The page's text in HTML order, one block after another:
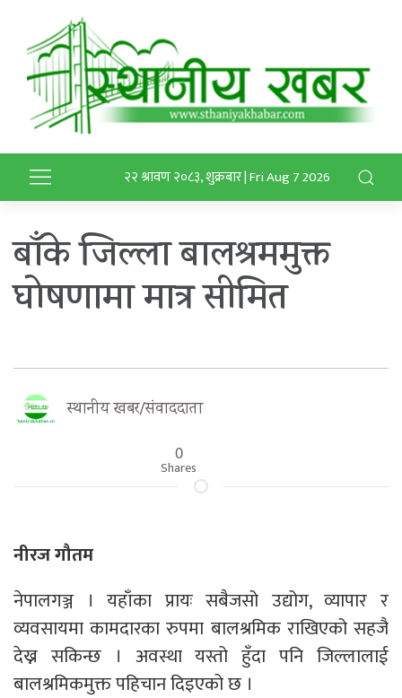
२२ श्रावण २०८३, शुक्रबार | Fri Aug 7 2026
बाँके जिल्ला बालश्रममुक्त
घोषणामा मात्र सीमित
स्थानीय खबर/संवाददाता
0
Shares
नीरज गौतम
नेपालगञ्ज । यहाँका प्रायः सबैजसो उद्योग, व्यापार र
व्यवसायमा कामदारका रुपमा बालश्रमिक राखिएको सहजै
देख्न सकिन्छ । अवस्था यस्तो हुँदा पनि जिल्लालाई
बालश्रमिकमुक्त पहिचान दिइएको छ ।